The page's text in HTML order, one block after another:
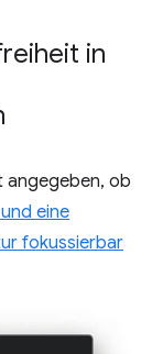
in
angegeben, ob
eine
fokussierbar